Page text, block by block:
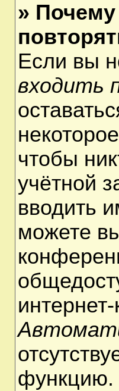
»
Если вы
входить
чтобы
учётной
вводить
можете
функцию.